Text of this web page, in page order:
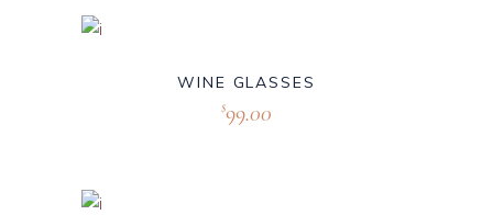
WINE GLASSES
$99.00